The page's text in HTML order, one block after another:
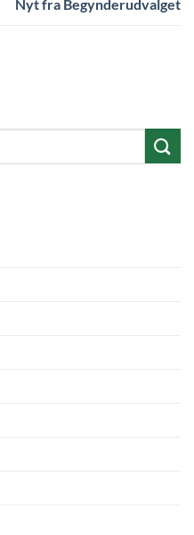
Nyt fra Begynderudvalget